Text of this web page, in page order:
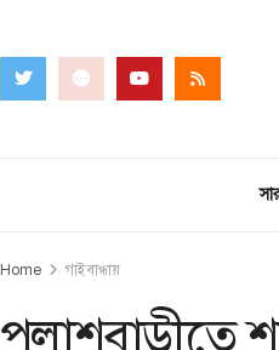
Home গাইবান্ধায়
পলাশবাড়ীতে